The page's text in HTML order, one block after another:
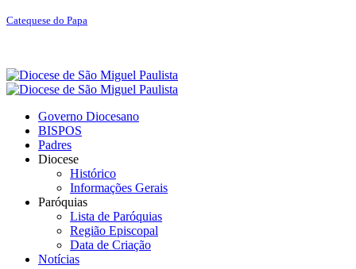
Catequese do Papa
Governo Diocesano
BISPOS
Padres
Diocese
Histórico
Informações Gerais
Paróquias
Lista de Paróquias
Região Episcopal
Data de Criação
Notícias